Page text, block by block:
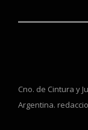
Cno. de Cintura y
Argentina.